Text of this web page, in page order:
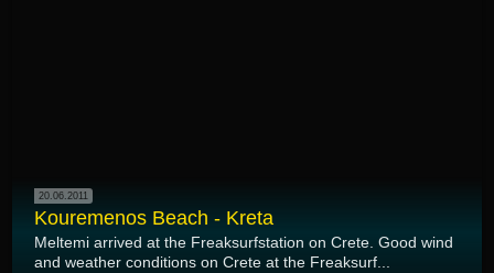
20.06.2011
Kouremenos Beach - Kreta
Meltemi arrived at the Freaksurfstation on Crete. Good wind
and weather conditions on Crete at the Freaksurf...